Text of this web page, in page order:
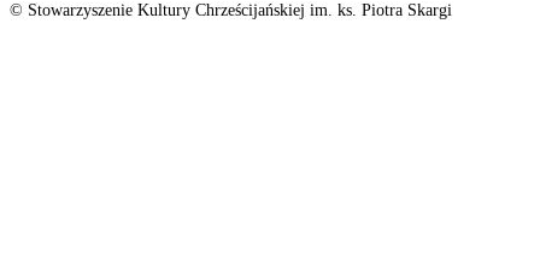
© Stowarzyszenie Kultury Chrześcijańskiej im. ks. Piotra Skargi